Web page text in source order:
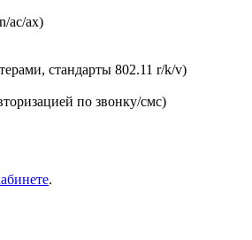
ac/ax)
стандарты 802.11 r/k/v)
по звонку/смс)
.